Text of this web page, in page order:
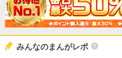
みんなのまんがレポ